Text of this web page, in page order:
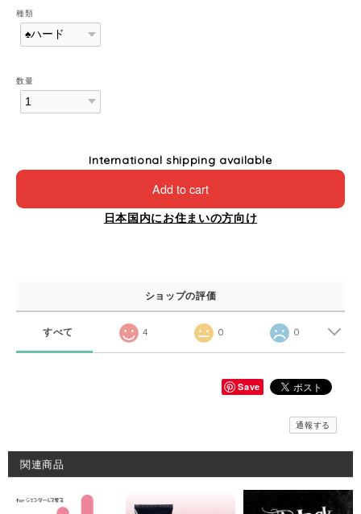
種類
数量
International shipping available
Add to cart
日本国内にお住まいの方向け
ショップの評価
すべて 4 0 0
Save
通報する
関連商品